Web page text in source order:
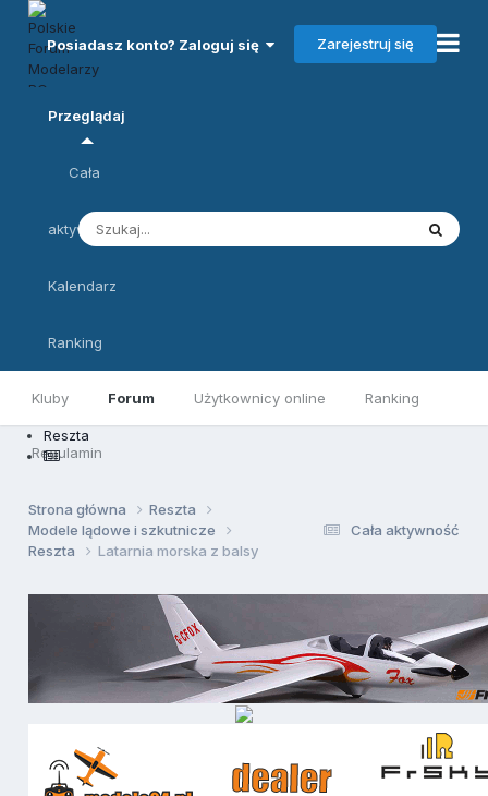
Posiadasz konto? Zaloguj się Zarejestruj się
Przeglądaj
Kluby Forum Użytkownicy online Ranking
Regulamin
Cała
aktywność
Kalendarz
Ranking
Reszta
Cała aktywność
Strona główna
Reszta
Modele lądowe i szkutnicze
Reszta
Latarnia morska z balsy